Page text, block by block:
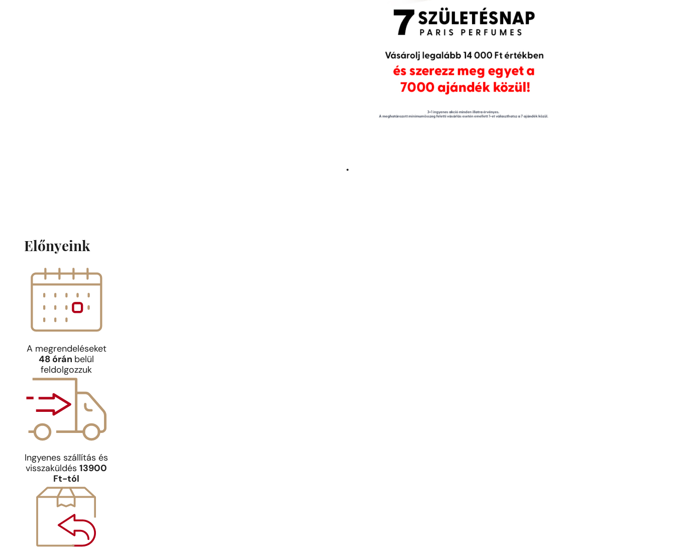
Előnyeink
A megrendeléseket
48 órán belül
feldolgozzuk
Ingyenes szállítás és
visszaküldés 13900
Ft-tól